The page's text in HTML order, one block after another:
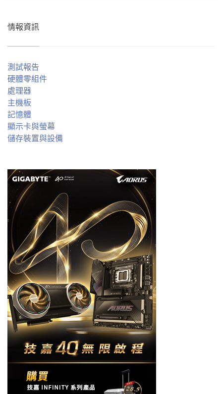
情報資訊
測試報告
硬體零組件
處理器
主機板
記憶體
顯示卡與螢幕
儲存裝置與設備